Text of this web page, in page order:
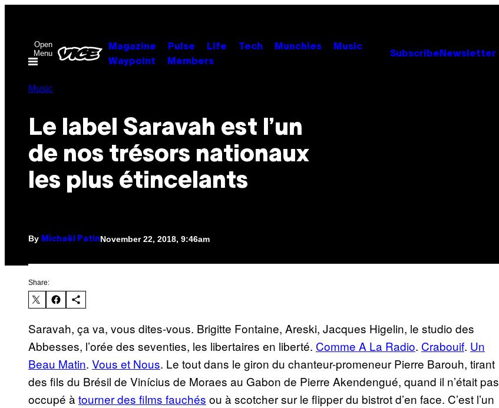
contentOpen
Menu
Magazine Pulse Life Tech Munchies
Music
Waypoint
Members
Subscribe Newsletter
Music
Le label Saravah est l’un
de nos trésors nationaux
les plus étincelants
By Michaël PatinNovember 22, 2018, 9:46am
Share:
Saravah, ça va, vous dites-vous. Brigitte Fontaine, Areski, Jacques Higelin, le studio des
Abbesses, l’orée des seventies, les libertaires en liberté. Comme A La Radio. Crabouif. Un
Beau Matin. Vous et Nous. Le tout dans le giron du chanteur-promeneur Pierre Barouh, tirant
des fils du Brésil de Vinícius de Moraes au Gabon de Pierre Akendengué, quand il n’était pas
occupé à tourner des films fauchés ou à scotcher sur le flipper du bistrot d’en face. C’est l’un